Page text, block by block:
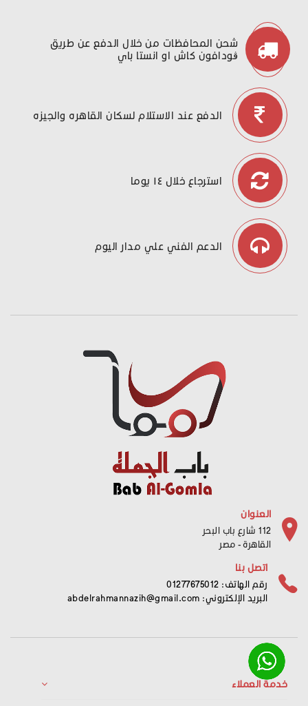
شحن المحافظات من خلال الدفع عن طريق
ڤودافون كاش او انستا باي
الدفع عند الاستلام لسكان القاهره والجيزه
استرجاع خلال ١٤ يوما
الدعم الفني علي مدار اليوم
العنوان
112 شارع باب البحر
القاهرة - مصر
اتصل بنا
رقم الهاتف: 01277675012
البريد الإلكتروني: abdelrahmannazih@gmail.com
خدمة العملاء